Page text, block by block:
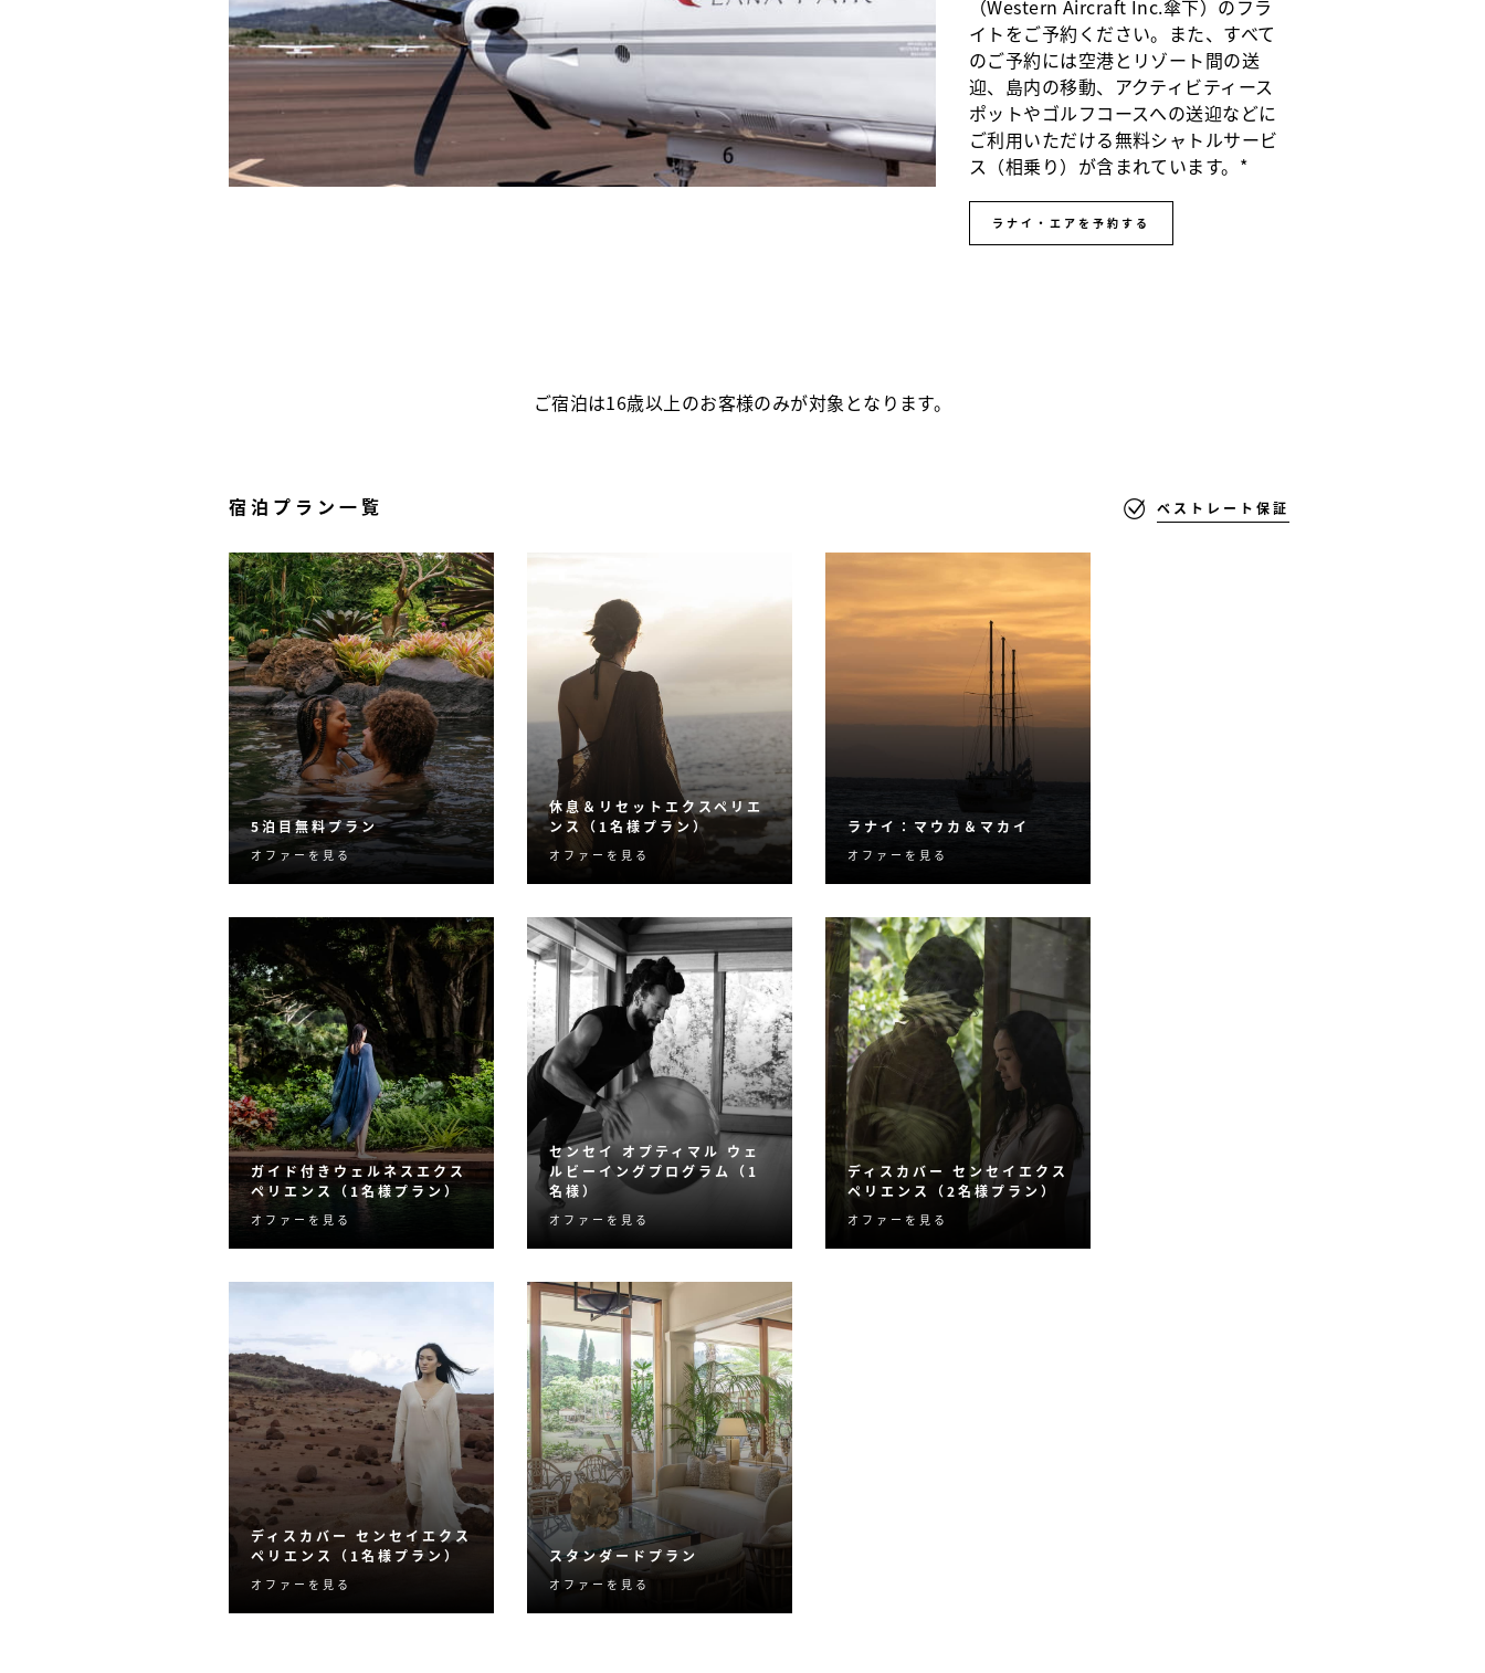
（Western Aircraft Inc.傘下）のフラ
イトをご予約ください。また、すべて
のご予約には空港とリゾート間の送
迎、島内の移動、アクティビティース
ポットやゴルフコースへの送迎などに
ご利用いただける無料シャトルサービ
ス（相乗り）が含まれています。*
ラナイ・エアを予約する
ご宿泊は16歳以上のお客様のみが対象となります。
宿泊プラン一覧 ベストレート保証
5泊目無料プラン
4連泊すると5泊目が無料
に。
オファーを見る
休息＆リセットエクスペリエ
ンス（1名様プラン）
日々のストレスとの向き合
い方を考える５日間のプロ
オファーを見る
ラナイ：マウカ＆マカイ
ラナイ島の２つのフォーシ
ーズンズリゾートで、陸と
るスペシャルプランです。
オファーを見る
ガイド付きウェルネスエクス
ペリエンス（1名様プラン）
心地よい静寂に包まれて、
ウェルビーイングの向上を
オファーを見る
センセイ オプティマル ウェ
ルビーイングプログラム（1
名様）
一人ひとりに健康指標にフ
ォーカスした５日間のプロ
伝いいたします。
オファーを見る
ディスカバー センセイエクス
ペリエンス（2名様プラン）
ウェルネスとアドベンチャ
ーをバランスよく楽しみた
オファーを見る
ディスカバー センセイエクス
ペリエンス（1名様プラン）
ウェルネスとアドベンチャ
ーをバランスよく楽しみた
オファーを見る
スタンダードプラン
滞在プランを自由にアレン
ジしていただける最もフレ
オファーを見る